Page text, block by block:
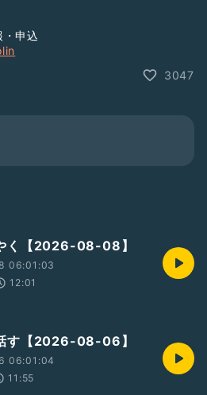
申込
3047
く【2026-08-08】
06:01:03
12:01
す【2026-08-06】
06:01:04
11:55